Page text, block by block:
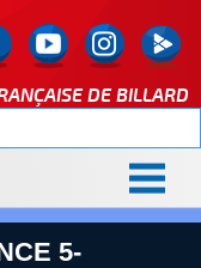
DE BILLARD
5-